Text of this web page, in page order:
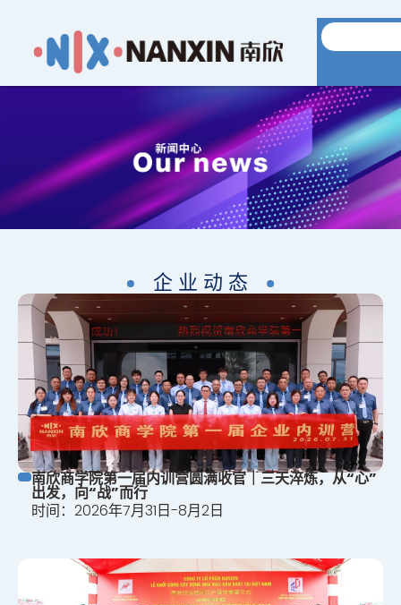
企 业 动 态
南欣商学院第一届内训营圆满收官｜三天淬炼，从“心”
出发，向“战”而行
时间：2026年7月31日-8月2日